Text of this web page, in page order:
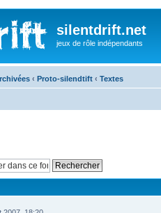
silentdrift.net
jeux de rôle indépendants
‹ Proto-silendtift ‹ Textes